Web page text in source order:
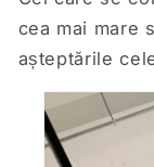
cea mai mare
așteptările